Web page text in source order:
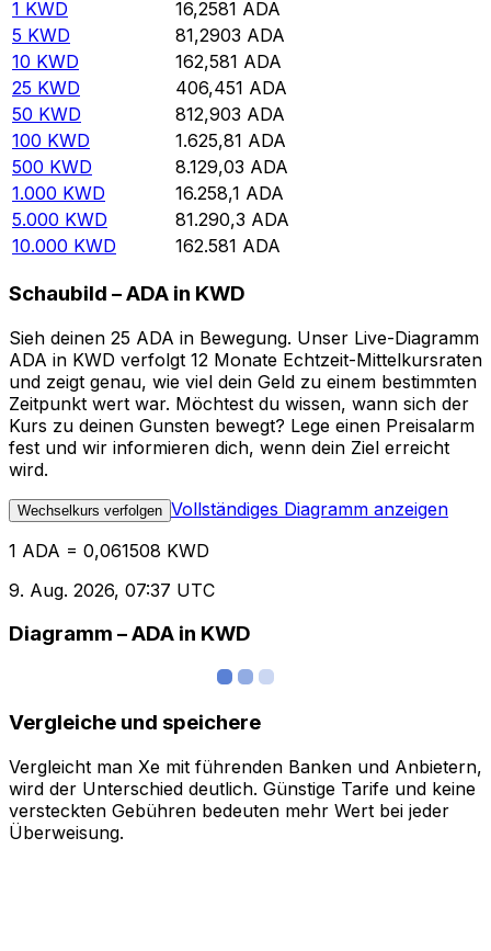
1 KWD 16,2581 ADA
5 KWD 81,2903 ADA
10 KWD 162,581 ADA
25 KWD 406,451 ADA
50 KWD 812,903 ADA
100 KWD 1.625,81 ADA
500 KWD 8.129,03 ADA
1.000 KWD 16.258,1 ADA
5.000 KWD 81.290,3 ADA
10.000 KWD 162.581 ADA
Schaubild – ADA in KWD
Sieh deinen 25 ADA in Bewegung. Unser Live-Diagramm
ADA in KWD verfolgt 12 Monate Echtzeit-Mittelkursraten
und zeigt genau, wie viel dein Geld zu einem bestimmten
Zeitpunkt wert war. Möchtest du wissen, wann sich der
Kurs zu deinen Gunsten bewegt? Lege einen Preisalarm
fest und wir informieren dich, wenn dein Ziel erreicht
wird.
Wechselkurs verfolgen Vollständiges Diagramm anzeigen
1 ADA = 0,061508 KWD
9. Aug. 2026, 07:37 UTC
Diagramm – ADA in KWD
Vergleiche und speichere
Vergleicht man Xe mit führenden Banken und Anbietern,
wird der Unterschied deutlich. Günstige Tarife und keine
versteckten Gebühren bedeuten mehr Wert bei jeder
Überweisung.